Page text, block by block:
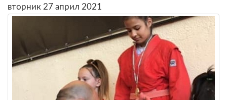
вторник 27 април 2021